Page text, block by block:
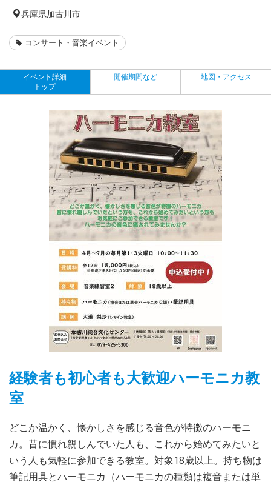
兵庫県加古川市
コンサート・音楽イベント
イベント詳細
トップ
開催期間など 地図・アクセス
経験者も初心者も大歓迎ハーモニカ教
室
どこか温かく、懐かしさを感じる音色が特徴のハーモニ
カ。昔に慣れ親しんでいた人も、これから始めてみたいと
いう人も気軽に参加できる教室。対象18歳以上。持ち物は
筆記用具とハーモニカ（ハーモニカの種類は複音または単